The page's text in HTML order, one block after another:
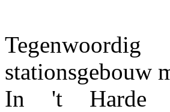
stationsgebouw
In 't Harde